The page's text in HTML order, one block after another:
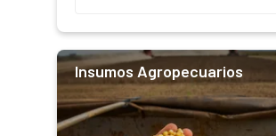
Insumos Agropecuarios